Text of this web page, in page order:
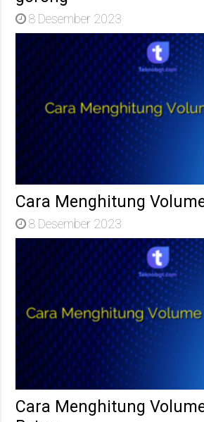
8 Desember 2023
Cara Menghitung
8 Desember 2023
Cara Menghitung